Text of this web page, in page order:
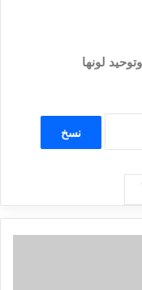
لونها
نسخ